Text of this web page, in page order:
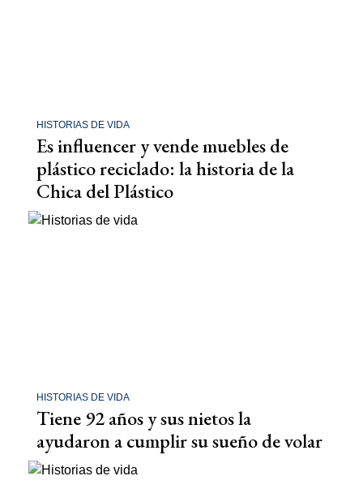
HISTORIAS DE VIDA
Es influencer y vende muebles de
plástico reciclado: la historia de la
Chica del Plástico
HISTORIAS DE VIDA
Tiene 92 años y sus nietos la
ayudaron a cumplir su sueño de volar